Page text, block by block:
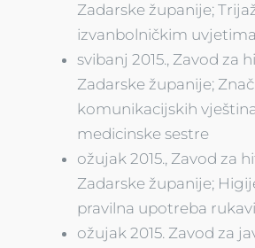
Zadarske županije;
izvanbolničkim uvjetima
svibanj 2015., Zavod za
Zadarske županije;
komunikacijskih
medicinske sestre
ožujak 2015., Zavod za
Zadarske županije;
pravilna upotreba
ožujak 2015. Zavod za